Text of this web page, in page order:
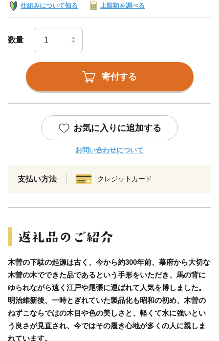
仕組みについて知る 上限額を調べる
数量
寄付する
お気に入りに追加する
お問い合わせについて
支払い方法 クレジットカード
木曽の下駄の起源は古く、今から約300年前、幕府から大切な
木曽の木でできた品であるという手形をいただき、馬の背に
ゆられながら遠く江戸や尾張に運ばれて人気を博しました。
明治維新後、一時とぎれていた製品化も昭和の初め、木曽の
ねずこならではの木目や色の美しさと、軽くて水に強いとい
う良さが見直され、今ではその履き心地が多くの人に親しま
れています。